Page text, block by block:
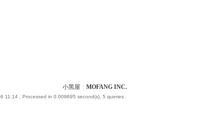
小黑屋 MOFANG INC.
11:14 , Processed in 0.009695 second(s), 5 queries .